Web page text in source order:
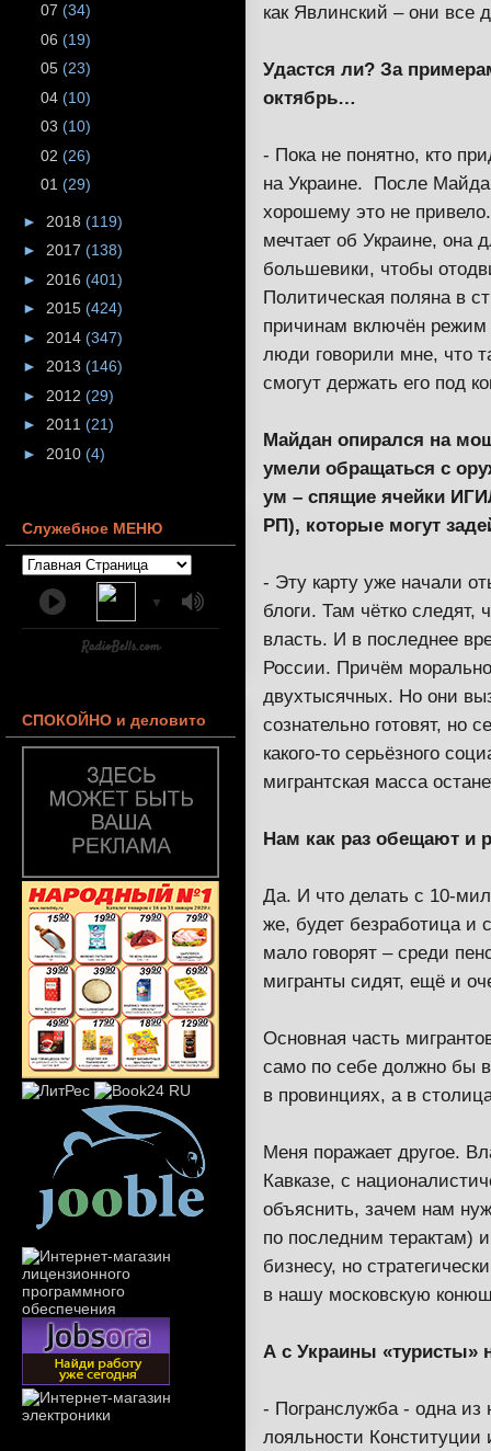
как Явлинский – они все
Удастся ли? За
октябрь…
- Пока не понятно, кто
на Украине. После
хорошему это не
мечтает об Украине, она
большевики, чтобы
Политическая поляна в
причинам включён
люди говорили мне, что
смогут держать его под
Майдан опирался на
умели обращаться с
ум – спящие ячейки
РП), которые могут
- Эту карту уже начали
блоги. Там чётко
власть. И в последнее
России. Причём
двухтысячных. Но они
сознательно готовят, но
какого-то серьёзного
мигрантская масса
Нам как раз обещают и
Да. И что делать с 10-
же, будет безработица и
мало говорят – среди
мигранты сидят, ещё и
Основная часть
само по себе должно бы
в провинциях, а в
Меня поражает другое.
Кавказе, с
объяснить, зачем нам
по последним терактам)
бизнесу, но
в нашу московскую
А с Украины «туристы»
- Погранслужба - одна из
лояльности Конституции
07 (34)
06 (19)
05 (23)
04 (10)
03 (10)
02 (26)
01 (29)
► 2018 (119)
► 2017 (138)
► 2016 (401)
► 2015 (424)
► 2014 (347)
► 2013 (146)
► 2012 (29)
► 2011 (21)
► 2010 (4)
Служебное МЕНЮ
▼
СПОКОЙНО и деловито